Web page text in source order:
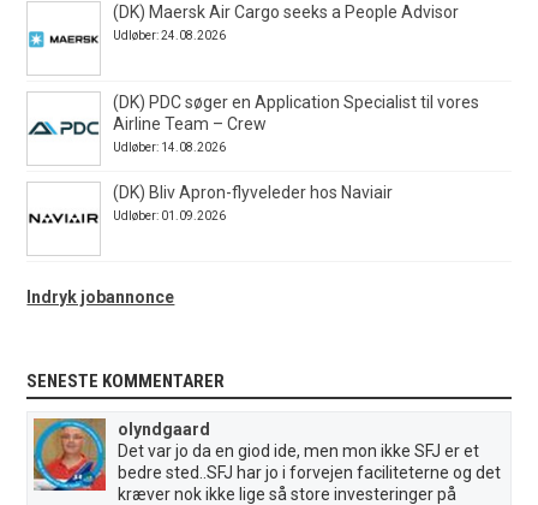
(DK) Maersk Air Cargo seeks a People Advisor
Udløber: 24.08.2026
(DK) PDC søger en Application Specialist til vores
Airline Team – Crew
Udløber: 14.08.2026
(DK) Bliv Apron-flyveleder hos Naviair
Udløber: 01.09.2026
Indryk jobannonce
SENESTE KOMMENTARER
olyndgaard
Det var jo da en giod ide, men mon ikke SFJ er et
bedre sted..SFJ har jo i forvejen faciliteterne og det
kræver nok ikke lige så store investeringer på